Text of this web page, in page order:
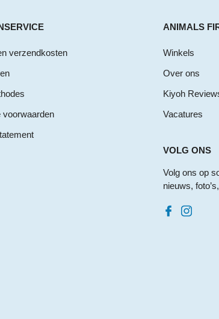
verzendkosten
voorwaarden
ANIMALS
Winkels
Over ons
Kiyoh
Vacatures
VOLG ONS
Volg ons op
nieuws,